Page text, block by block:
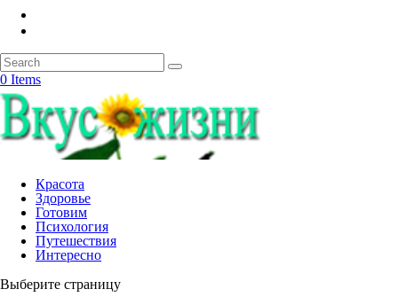
0 Items
Красота
Здоровье
Готовим
Психология
Путешествия
Интересно
Выберите страницу